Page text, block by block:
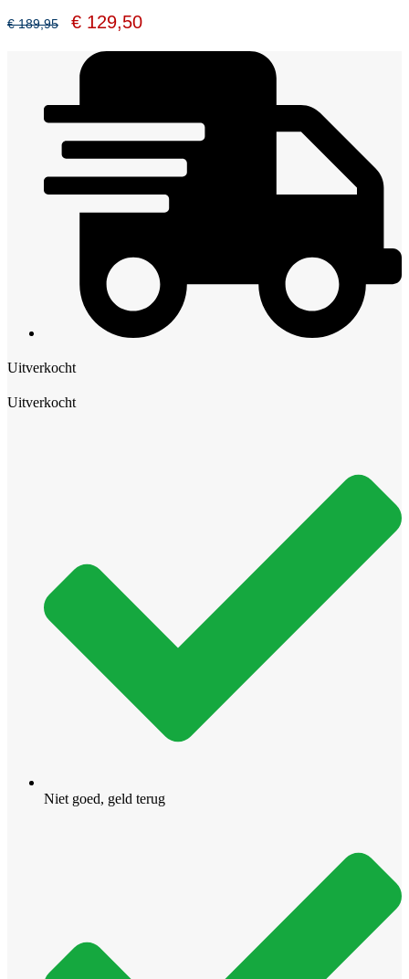
was:
€ 189,95.
is:
€ 129,50.
€189,95
Oorspronkelijke
prijs
€ 189,95.
€ 129,50Huidige
is:
Uitverkocht
Uitverkocht
Niet goed, geld terug